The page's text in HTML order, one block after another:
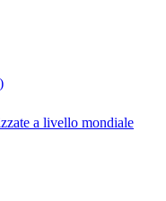
a livello mondiale